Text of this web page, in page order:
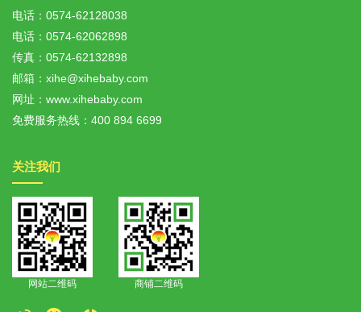
电话： 0574-62128038
电话： 0574-62062898
传真： 0574-62132898
邮箱： xihe@xihebaby.com
网址：www.xihebaby.com
免费服务热线： 400 894 6699
关注我们
网站二维码 商铺二维码